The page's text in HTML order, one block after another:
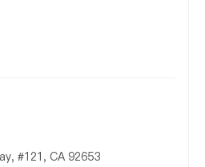
#121, CA 92653